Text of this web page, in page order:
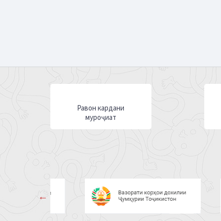
Равон кардани
муроҷиат